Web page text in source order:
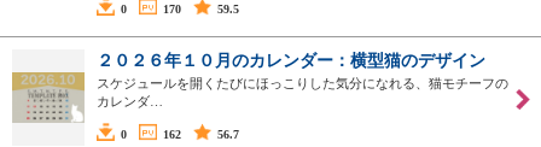
0 170 59.5
２０２６年１０月のカレンダー：横型猫のデザイン
スケジュールを開くたびにほっこりした気分になれる、猫モチーフの
カレンダ…
0 162 56.7